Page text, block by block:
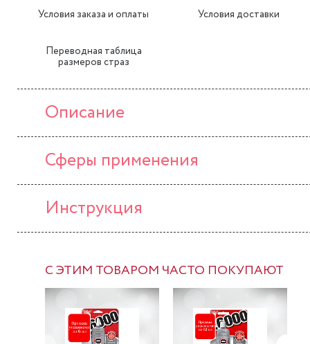
Условия заказа и оплаты Условия доставки
Переводная таблица
размеров страз
Описание
Сферы применения
Инструкция
С ЭТИМ ТОВАРОМ ЧАСТО ПОКУПАЮТ